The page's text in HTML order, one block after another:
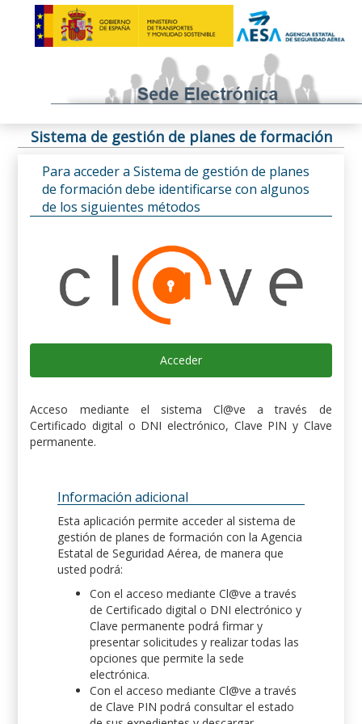
Sistema de gestión de planes de formación
Para acceder a Sistema de gestión de planes
de formación debe identificarse con algunos
de los siguientes métodos
Acceder
Acceso mediante el sistema Cl@ve a través de
Certificado digital o DNI electrónico, Clave PIN y Clave
permanente.
Información adicional
Esta aplicación permite acceder al sistema de
gestión de planes de formación con la Agencia
Estatal de Seguridad Aérea, de manera que
usted podrá:
Con el acceso mediante Cl@ve a través
de Certificado digital o DNI electrónico y
Clave permanente podrá firmar y
presentar solicitudes y realizar todas las
opciones que permite la sede
electrónica.
Con el acceso mediante Cl@ve a través
de Clave PIN podrá consultar el estado